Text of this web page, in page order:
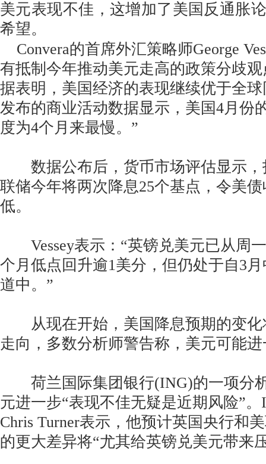
美元表现不佳，这增加了美国反通胀
希望。
Convera的首席外汇策略师George
有抵制今年推动美元走高的政策分歧
据表明，美国经济的表现继续优于全
发布的商业活动数据显示，美国4月份
度为4个月来最慢。”
数据公布后，货币市场评估显示，
联储今年将两次降息25个基点，令美
低。
Vessey表示：“英镑兑美元已从周
个月低点回升逾1美分，但仍处于自3
道中。”
从现在开始，美国降息预期的变化
走向，多数分析师警告称，美元可能
荷兰国际集团银行(ING)的一项分
元进一步“表现不佳无疑是近期风险”
Chris Turner表示，他预计英国央行和
的更大差异将“尤其给英镑兑美元带来